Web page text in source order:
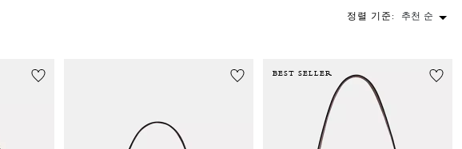
정렬 기준: 추천 순
BEST SELLER